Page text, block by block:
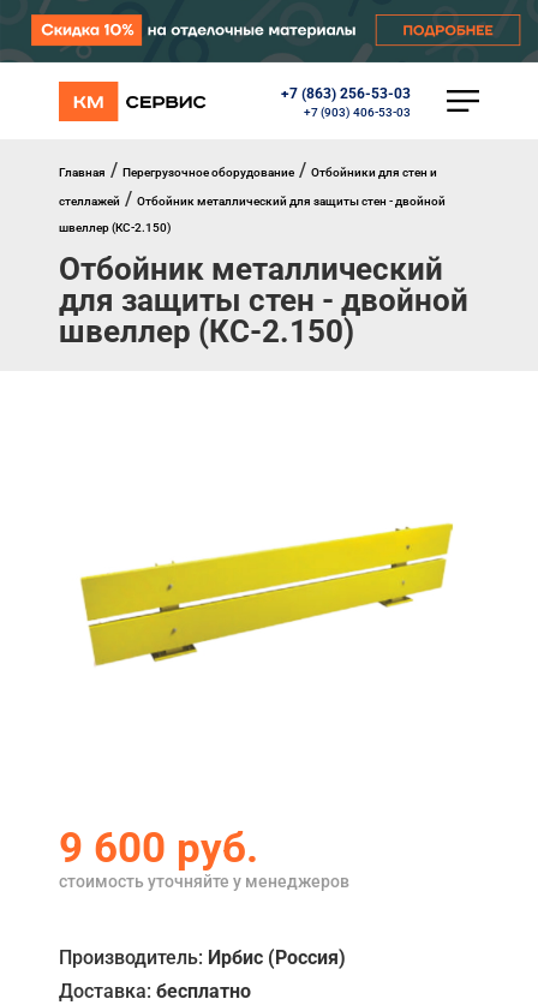
+7 (863) 256-53-03
+7 (903) 406-53-03
КАТАЛОГ
Автоматика
Перегрузочное оборудование
Уличные калитки
Шлагбаумы
Противопожарные ворота
Противопожарные шторы
Внешняя солнцезащита
Акции
Примеры работ
Контакты
Главная / Перегрузочное оборудование / Отбойники для стен и
стеллажей / Отбойник металлический для защиты стен - двойной
швеллер (КС-2.150)
Отбойник металлический
для защиты стен - двойной
швеллер (КС-2.150)
9 600 руб.
стоимость уточняйте у менеджеров
Производитель: Ирбис (Россия)
Доставка: бесплатно